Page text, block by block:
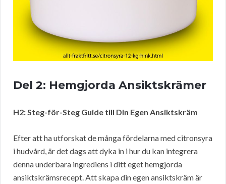
Del 2: Hemgjorda Ansiktskrämer
H2: Steg-för-Steg Guide till Din Egen Ansiktskräm
Efter att ha utforskat de många fördelarna med citronsyra
i hudvård, är det dags att dyka in i hur du kan integrera
denna underbara ingrediens i ditt eget hemgjorda
ansiktskrämsrecept. Att skapa din egen ansiktskräm är